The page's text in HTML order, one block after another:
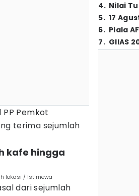
Pemkot
terima sejumlah
kafe hingga
lokasi / Istimewa
dari sejumlah
4. Nilai
5. 17
6. Piala
7. GIIAS